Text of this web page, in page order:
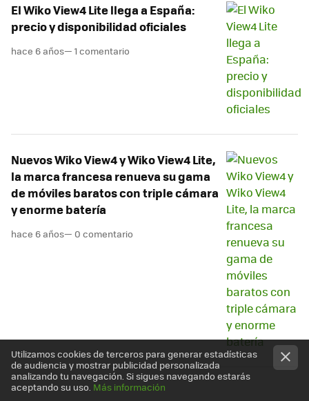
El Wiko View4 Lite llega a España:
precio y disponibilidad oficiales
hace 6 años— 1 comentario
Nuevos Wiko View4 y Wiko View4 Lite,
la marca francesa renueva su gama
de móviles baratos con triple cámara
y enorme batería
hace 6 años— 0 comentario
Utilizamos cookies de terceros para generar estadísticas
de audiencia y mostrar publicidad personalizada
analizando tu navegación. Si sigues navegando estarás
aceptando su uso. Más información